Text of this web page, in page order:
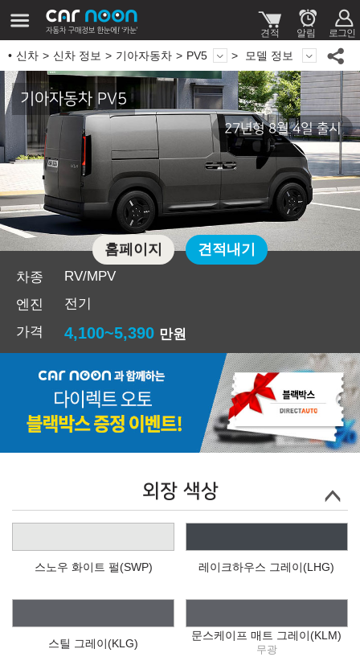
신차 신차 정보 기아자동차 PV5 모델 정보
기아자동차 PV5
27년형 8월 4일 출시
차종
RV/MPV
엔진
전기
가격
4,100~5,390 만원
홈페이지 견적내기
외장 색상
스노우 화이트 펄(SWP) 레이크하우스 그레이(LHG)
스틸 그레이(KLG)
문스케이프 매트 그레이(KLM)
무광